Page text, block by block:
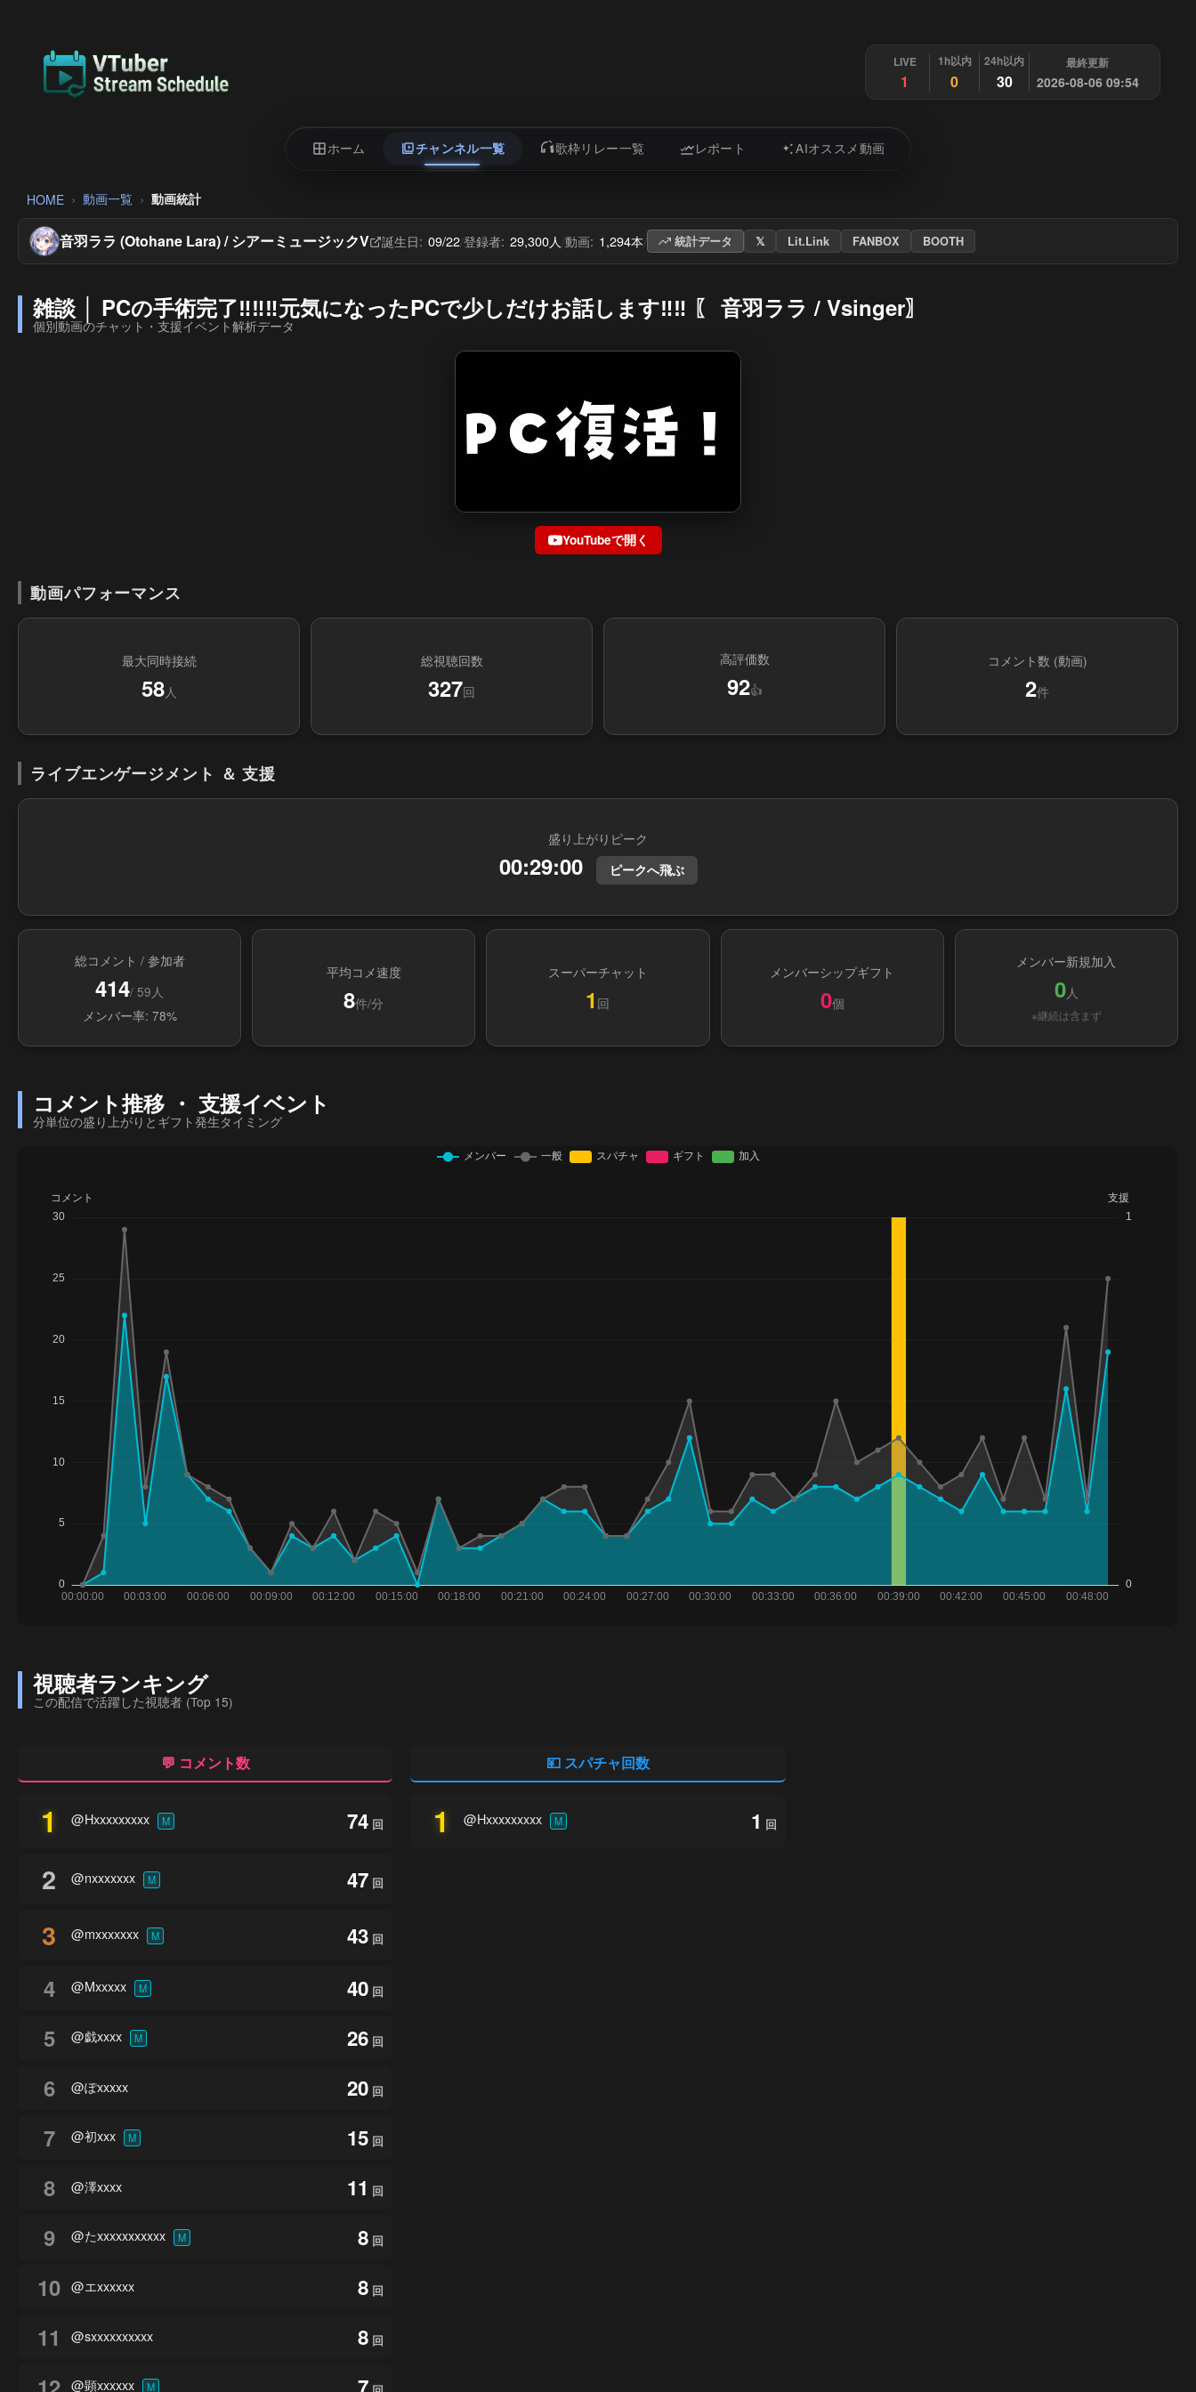
LIVE
1
1h以内
0
24h以内
30
最終更新
2026-08-06 09:54
ホーム チャンネル一覧 歌枠リレー一覧 レポート AIオススメ動画
HOME 動画一覧 動画統計
音羽ララ (Otohane Lara) / シアーミュージックV 誕生日: 09/22/登録者: 29,300人/動画: 1,294本/ 統計データ 𝕏 Lit.Link FANBOX BOOTH
雑談 │ PCの手術完了‼️‼️‼️元気になったPCで少しだけお話します‼️‼️ 〖 音羽ララ / Vsinger〗
個別動画のチャット・支援イベント解析データ
YouTubeで開く
動画パフォーマンス
最大同時接続
58人
総視聴回数
327回
高評価数
92👍
コメント数 (動画)
2件
ライブエンゲージメント ＆ 支援
盛り上がりピーク
00:29:00 ピークへ飛ぶ
総コメント / 参加者
414/ 59人
メンバー率: 78%
平均コメ速度
8件/分
スーパーチャット
1 回
メンバーシップギフト
0個
メンバー新規加入
0人
※継続は含まず
コメント推移 ・ 支援イベント
分単位の盛り上がりとギフト発生タイミング
視聴者ランキング
この配信で活躍した視聴者 (Top 15)
💬 コメント数
1 @Hxxxxxxxxx M 74 回
2 @nxxxxxxx M 47 回
3 @mxxxxxxx M 43 回
4 @Mxxxxx M 40 回
5 @戯xxxx M 26 回
6 @ぽxxxxx 20 回
7 @初xxx M 15 回
8 @澤xxxx 11 回
9 @たxxxxxxxxxxx M 8 回
10 @エxxxxxx 8 回
11 @sxxxxxxxxxx 8 回
@顕xxxxxx M
💴 スパチャ回数
1 @Hxxxxxxxxx M 1 回